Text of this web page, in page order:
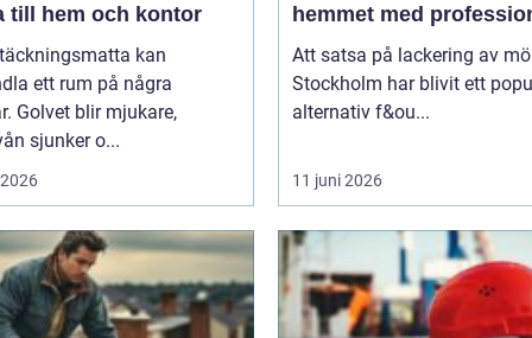
till hem och kontor
kan
ett rum på några
Golvet blir mjukare,
sjunker o...
hemmet med
möbellackering
Att satsa på lackering av
Stockholm har blivit ett
alternativ f&ou...
11 juni 2026